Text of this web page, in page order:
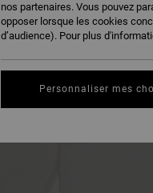
nos partenaires. Vous pouvez
opposer lorsque les cookies
d’audience). Pour plus
Personnaliser mes